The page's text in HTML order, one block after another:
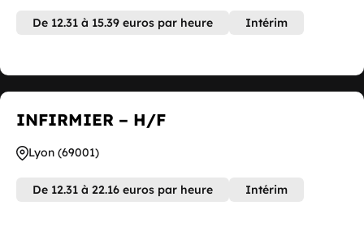
De 12.31 à 15.39 euros par heure Intérim
INFIRMIER – H/F
Lyon (69001)
De 12.31 à 22.16 euros par heure Intérim